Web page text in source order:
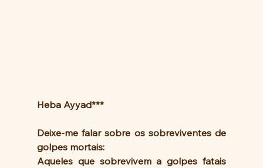
Heba Ayyad***
Deixe-me falar sobre os sobreviventes de
golpes mortais:
Aqueles que sobrevivem a golpes fatais